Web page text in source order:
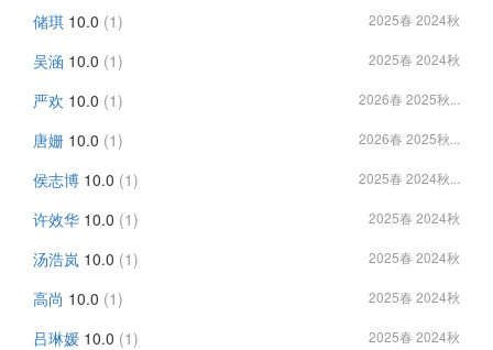
储琪 10.0 (1) 2025春 2024秋
吴涵 10.0 (1) 2025春 2024秋
严欢 10.0 (1) 2026春 2025秋...
唐姗 10.0 (1) 2026春 2025秋...
侯志博 10.0 (1) 2025春 2024秋...
许效华 10.0 (1) 2025春 2024秋
汤浩岚 10.0 (1) 2025春 2024秋
高尚 10.0 (1) 2025春 2024秋
吕琳媛 10.0 (1) 2025春 2024秋